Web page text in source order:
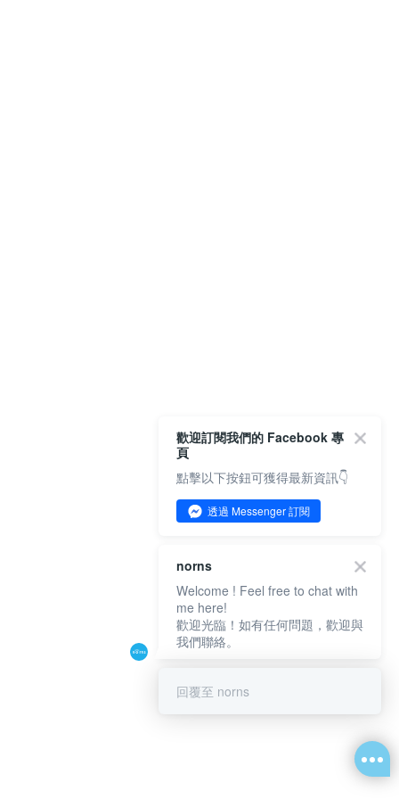
歡迎訂閱我們的 Facebook 專
頁
點擊以下按鈕可獲得最新資訊👇
透過 Messenger 訂閱
norns
Welcome ! Feel free to chat with
me here!
歡迎光臨！如有任何問題，歡迎與
我們聯絡。
回覆至 norns